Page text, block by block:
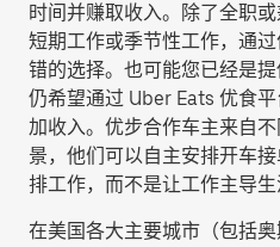
时间并赚取收入。除了全职
短期工作或季节性工作，通
错的选择。也可能您已经是
仍希望通过 Uber Eats 优食
加收入。优步合作车主来自
景，他们可以自主安排开车
排工作，而不是让工作主导生
在美国各大主要城市（包括